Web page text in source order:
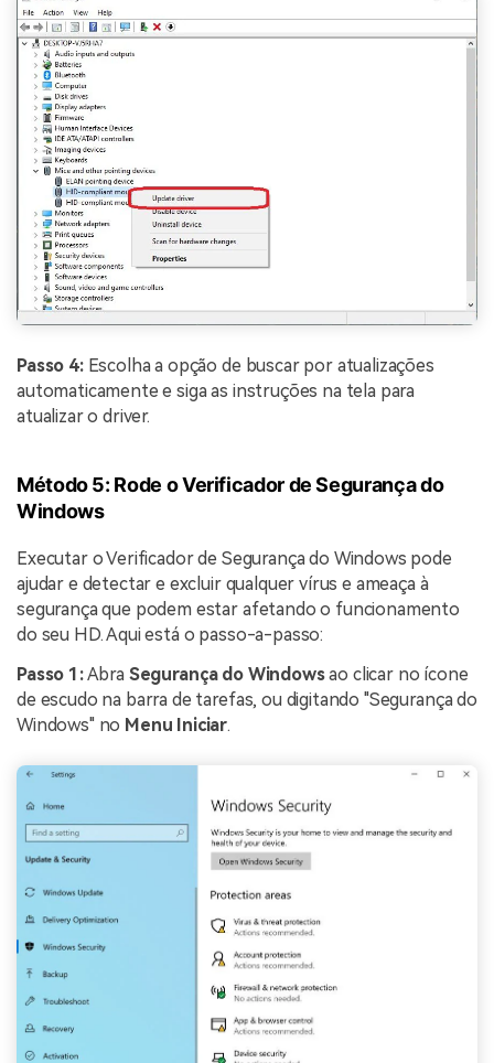
Passo 4:Escolha a opção de buscar por atualizações
automaticamente e siga as instruções na tela para
atualizar o driver.
Método 5: Rode o Verificador de Segurança do
Windows
Executar o Verificador de Segurança do Windows pode
ajudar e detectar e excluir qualquer vírus e ameaça à
segurança que podem estar afetando o funcionamento
do seu HD. Aqui está o passo-a-passo:
Passo 1:Abra Segurança do Windowsao clicar no ícone
de escudo na barra de tarefas, ou digitando "Segurança do
Windows" no Menu Iniciar.
Reparar vídeo corrompido
Repare vídeos corrompidos, danificados e que
não são reproduzidos facilmente com Repairit